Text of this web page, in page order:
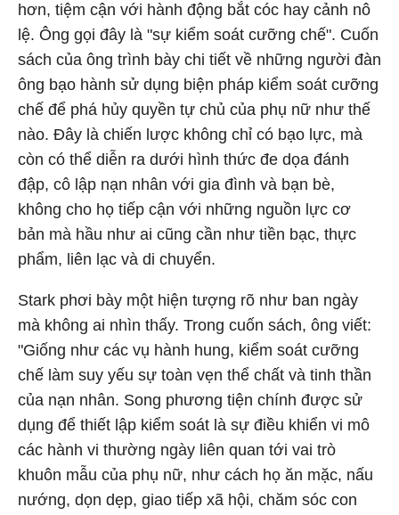
hơn, tiệm cận với hành động bắt cóc hay cảnh nô
lệ. Ông gọi đây là "sự kiểm soát cưỡng chế". Cuốn
sách của ông trình bày chi tiết về những người đàn
ông bạo hành sử dụng biện pháp kiểm soát cưỡng
chế để phá hủy quyền tự chủ của phụ nữ như thế
nào. Đây là chiến lược không chỉ có bạo lực, mà
còn có thể diễn ra dưới hình thức đe dọa đánh
đập, cô lập nạn nhân với gia đình và bạn bè,
không cho họ tiếp cận với những nguồn lực cơ
bản mà hầu như ai cũng cần như tiền bạc, thực
phẩm, liên lạc và di chuyển.
Stark phơi bày một hiện tượng rõ như ban ngày
mà không ai nhìn thấy. Trong cuốn sách, ông viết:
"Giống như các vụ hành hung, kiểm soát cưỡng
chế làm suy yếu sự toàn vẹn thể chất và tinh thần
của nạn nhân. Song phương tiện chính được sử
dụng để thiết lập kiểm soát là sự điều khiển vi mô
các hành vi thường ngày liên quan tới vai trò
khuôn mẫu của phụ nữ, như cách họ ăn mặc, nấu
nướng, dọn dẹp, giao tiếp xã hội, chăm sóc con